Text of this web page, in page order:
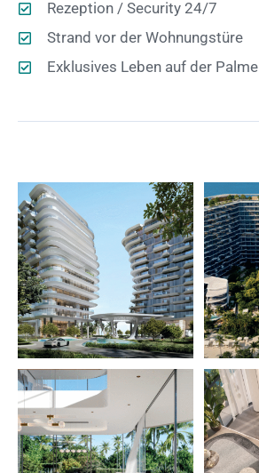
Rezeption / Security 24/7
Strand vor der Wohnungstüre
Exklusives Leben auf der Palme